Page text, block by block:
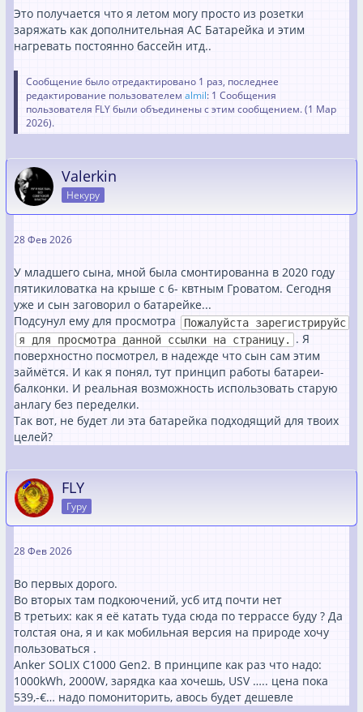
Это получается что я летом могу просто из розетки
заряжать как дополнительная АС Батарейка и этим
нагревать постоянно бассейн итд..
Сообщение было отредактировано 1 раз, последнее
редактирование пользователем almil: 1 Сообщения
пользователя FLY были объединены с этим сообщением. (1 Мар
2026).
Valerkin
Некуру
28 Фев 2026
У младшего сына, мной была смонтированна в 2020 году
пятикиловатка на крыше с 6- квтным Гроватом. Сегодня
уже и сын заговорил о батарейке...
Подсунул ему для просмотра
Пожалуйста зарегистрируйс
я для просмотра данной ссылки на страницу.
. Я
поверхностно посмотрел, в надежде что сын сам этим
займётся. И как я понял, тут принцип работы батареи-
балконки. И реальная возможность использовать старую
анлагу без переделки.
Так вот, не будет ли эта батарейка подходящий для твоих
целей?
FLY
Гуру
28 Фев 2026
Во первых дорого.
Во вторых там подкоючений, усб итд почти нет
В третьих: как я её катать туда сюда по террассе буду ? Да
толстая она, я и как мобильная версия на природе хочу
пользоваться .
Anker SOLIX C1000 Gen2. В принципе как раз что надо:
1000kWh, 2000W, зарядка каа хочешь, USV ….. цена пока
539,-€… надо помониторить, авось будет дешевле